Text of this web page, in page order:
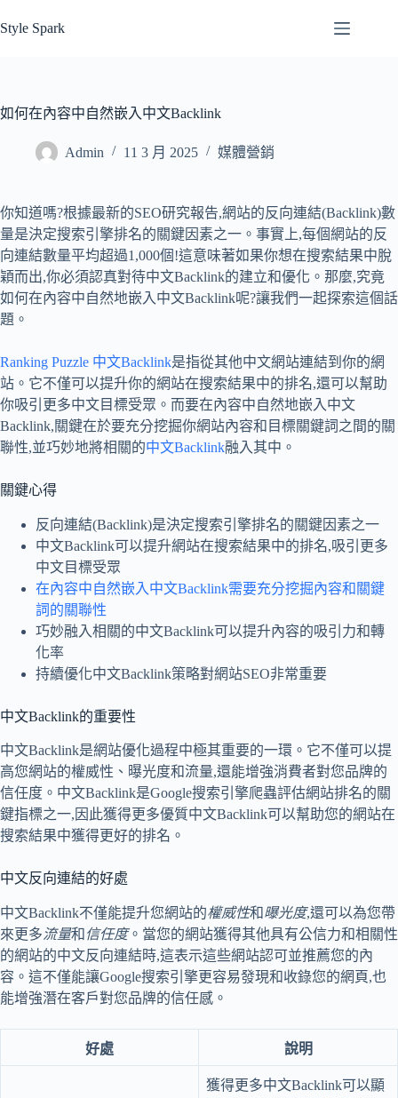
至
容
Style Spark
如何在內容中自然嵌入中文Backlink
Admin 11 3 月 2025 媒體營銷
你知道嗎?根據最新的SEO研究報告,網站的反向連結(Backlink)數
量是決定搜索引擎排名的關鍵因素之一。事實上,每個網站的反
向連結數量平均超過1,000個!這意味著如果你想在搜索結果中脫
穎而出,你必須認真對待中文Backlink的建立和優化。那麼,究竟
如何在內容中自然地嵌入中文Backlink呢?讓我們一起探索這個話
題。
Ranking Puzzle 中文Backlink是指從其他中文網站連結到你的網
站。它不僅可以提升你的網站在搜索結果中的排名,還可以幫助
你吸引更多中文目標受眾。而要在內容中自然地嵌入中文
Backlink,關鍵在於要充分挖掘你網站內容和目標關鍵詞之間的關
聯性,並巧妙地將相關的中文Backlink融入其中。
關鍵心得
反向連結(Backlink)是決定搜索引擎排名的關鍵因素之一
中文Backlink可以提升網站在搜索結果中的排名,吸引更多
中文目標受眾
在內容中自然嵌入中文Backlink需要充分挖掘內容和關鍵
詞的關聯性
巧妙融入相關的中文Backlink可以提升內容的吸引力和轉
化率
持續優化中文Backlink策略對網站SEO非常重要
中文Backlink的重要性
中文Backlink是網站優化過程中極其重要的一環。它不僅可以提
高您網站的權威性、曝光度和流量,還能增強消費者對您品牌的
信任度。中文Backlink是Google搜索引擎爬蟲評估網站排名的關
鍵指標之一,因此獲得更多優質中文Backlink可以幫助您的網站在
搜索結果中獲得更好的排名。
中文反向連結的好處
中文Backlink不僅能提升您網站的權威性和曝光度,還可以為您帶
來更多流量和 信任度。當您的網站獲得其他具有公信力和相關性
的網站的中文反向連結時,這表示這些網站認可並推薦您的內
容。這不僅能讓Google搜索引擎更容易發現和收錄您的網頁,也
能增強潛在客戶對您品牌的信任感。
好處 說明
獲得更多中文Backlink可以顯